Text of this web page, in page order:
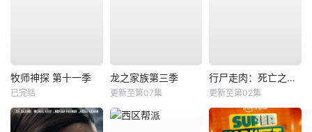
牧师神探 第十一季
已完结
龙之家族第三季
更新至第07集
行尸走肉：死亡之城第三季
更新至第02集